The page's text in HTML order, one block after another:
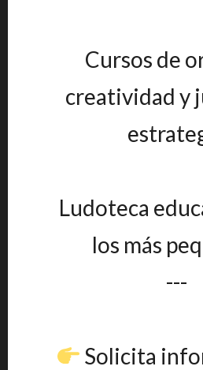
Cursos de
creatividad y
Ludoteca
los más
---
Solicita